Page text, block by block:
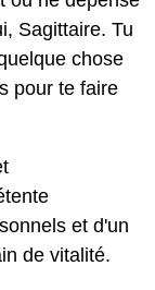
Sagittaire. Tu
chose
pour te faire
et d'un
de vitalité.